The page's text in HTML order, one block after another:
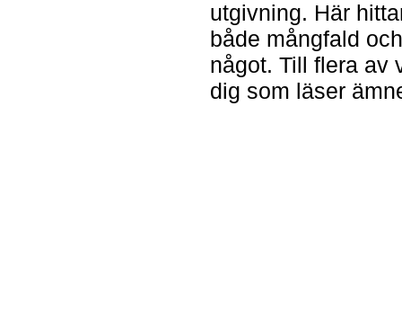
utgivning. Här
både mångfald
något. Till flera av
dig som läser